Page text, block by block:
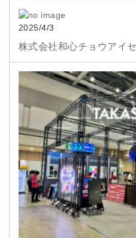
2025/4/3
株式会社和心チョウアイ